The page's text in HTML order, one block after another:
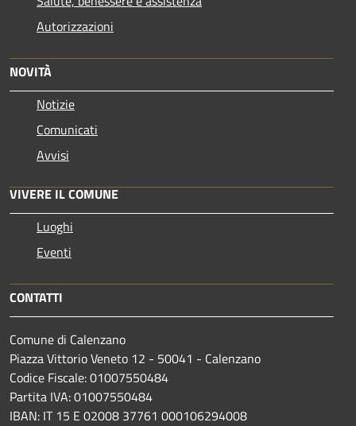
Autorizzazioni
NOVITÀ
Notizie
Comunicati
Avvisi
VIVERE IL COMUNE
Luoghi
Eventi
CONTATTI
Comune di Calenzano
Piazza Vittorio Veneto 12 - 50041 - Calenzano
Codice Fiscale: 01007550484
Partita IVA: 01007550484
IBAN: IT 15 E 02008 37761 000106294008